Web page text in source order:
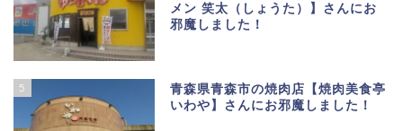
メン 笑太（しょうた）】さんにお
邪魔しました！
5
青森県青森市の焼肉店【焼肉美食亭
いわや】さんにお邪魔しました！